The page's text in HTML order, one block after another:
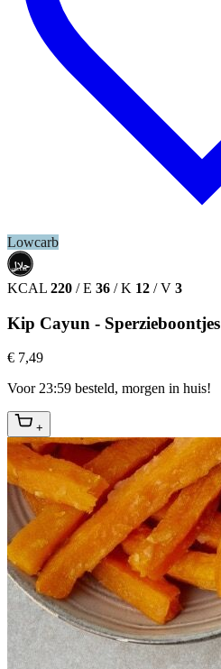
Lowcarb
حلال
HALAL
KCAL 220 / E 36 / K 12 / V 3
Kip Cayun - Sperzieboontjes
€ 7,49
Voor 23:59 besteld, morgen in huis!
+